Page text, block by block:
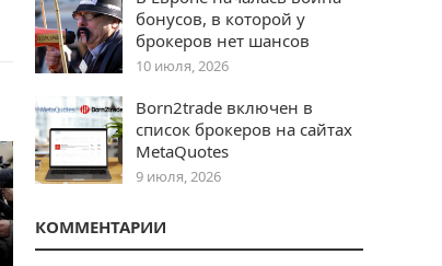
бонусов, в которой у
брокеров нет шансов
10 июля, 2026
Born2trade включен в
список брокеров на сайтах
MetaQuotes
9 июля, 2026
КОММЕНТАРИИ